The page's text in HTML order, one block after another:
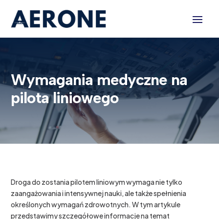
Wymagania medyczne na
pilota liniowego
Droga do zostania pilotem liniowym wymaga nie tylko
zaangażowania i intensywnej nauki, ale także spełnienia
określonych wymagań zdrowotnych. W tym artykule
przedstawimy szczegółowe informacje na temat